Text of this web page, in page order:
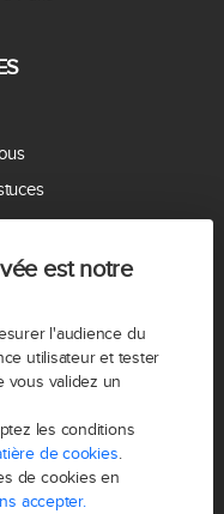
est notre
l'audience du
utilisateur et tester
vous validez un
les conditions
de cookies.
de cookies en
accepter.
de Mars
Montorgueil
Marais
Europe